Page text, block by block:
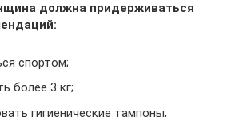
должна придерживаться
спортом;
более 3 кг;
гигиенические тампоны;